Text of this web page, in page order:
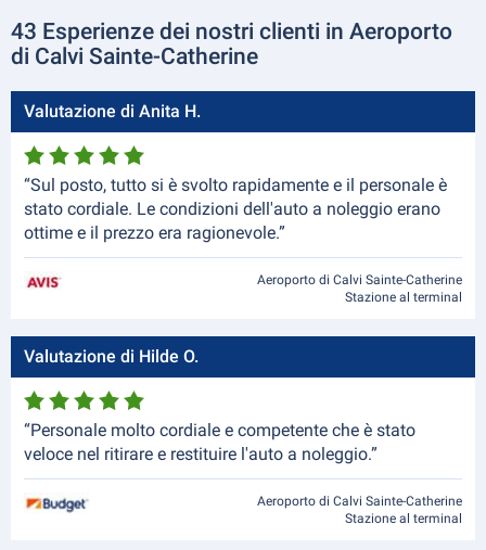
43 Esperienze dei nostri clienti in Aeroporto
di Calvi Sainte-Catherine
Valutazione di Anita H.
“Sul posto, tutto si è svolto rapidamente e il personale è
stato cordiale. Le condizioni dell'auto a noleggio erano
ottime e il prezzo era ragionevole.”
Aeroporto di Calvi Sainte-Catherine
Stazione al terminal
Valutazione di Hilde O.
“Personale molto cordiale e competente che è stato
veloce nel ritirare e restituire l'auto a noleggio.”
Aeroporto di Calvi Sainte-Catherine
Stazione al terminal